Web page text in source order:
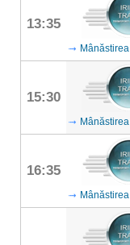
13:35
Mânăstirea
15:30
Mânăstirea
16:35
Mânăstirea